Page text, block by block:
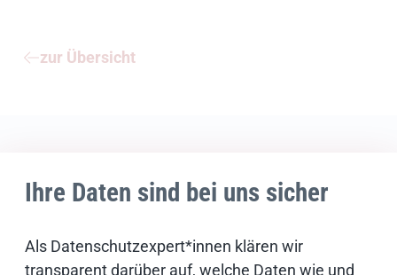
Ihre Daten sind bei uns sicher
Als Datenschutzexpert*innen klären wir
transparent darüber auf, welche Daten wie und
zur Übersicht
Ihr Kontakt